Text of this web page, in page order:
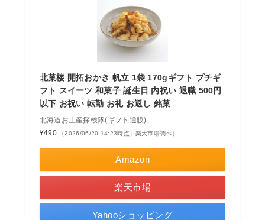
北菓楼 開拓おかき 帆立 1袋 170gギフト プチギ
フト スイーツ 和菓子 誕生日 内祝い 退職 500円
以下 お祝い 転勤 お礼 お返し 銘菓
北海道お土産探検隊(ギフト通販)
¥490
（2026/06/20 14:23時点 | 楽天市場調べ）
Amazon
楽天市場
Yahooショッピング